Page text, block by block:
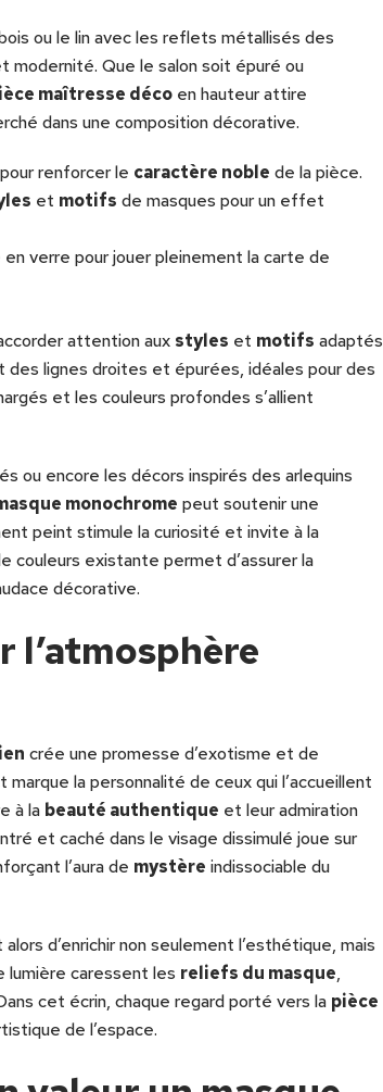
ou le lin avec les reflets métallisés des
Que le salon soit épuré ou
maîtresse déco en hauteur attire
dans une composition décorative.
renforcer le caractère noble de la pièce.
et motifs de masques pour un effet
en verre pour jouer pleinement la carte de
attention aux styles et motifs adaptés
des lignes droites et épurées, idéales pour des
et les couleurs profondes s’allient
ou encore les décors inspirés des arlequins
monochrome peut soutenir une
peint stimule la curiosité et invite à la
couleurs existante permet d’assurer la
décorative.
l’atmosphère
crée une promesse d’exotisme et de
la personnalité de ceux qui l’accueillent
à la beauté authentique et leur admiration
et caché dans le visage dissimulé joue sur
l’aura de mystère indissociable du
d’enrichir non seulement l’esthétique, mais
lumière caressent les reliefs du masque,
cet écrin, chaque regard porté vers la pièce
de l’espace.